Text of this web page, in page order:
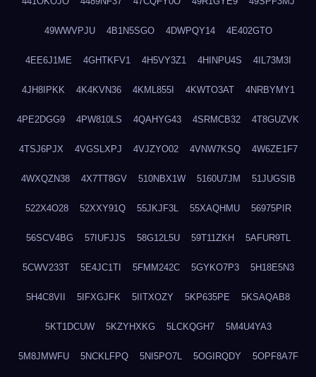
49WWVPJU 4B1N5SGO 4DWPQY14 4E402GTO
4EE6J1ME 4GHTKFV1 4H5VY3Z1 4HINPU4S 4IL73M3I
4JH8IPKK 4K4KVN36 4KML855I 4KWTO3AT 4NRBYMY1
4PE2DGG9 4PW810LS 4QAHYG43 4SRMCB32 4T8GUZVK
4TSJ6PJX 4VGSLXPJ 4VJZYO02 4VNW7KSQ 4W6ZE1F7
4WXQZN38 4X7TT8GV 510NBX1W 5160U7JM 51JUGSIB
522X4O28 52XXY91Q 55JKJF3L 55XAQHMU 56975PIR
56SCV4BG 57IUFJJS 58G12L5U 59T11ZKH 5AFUR9TL
5CWV233T 5E4JC1TI 5FMM242C 5GYKO7P3 5H18E5N3
5H4C8VII 5IFXGJFK 5IITXOZY 5KP635PE 5KSAQAB8
5KT1DCUW 5KZYHXKG 5LCKQGH7 5M4U4YA3
5M8JMWFU 5NCKLFPQ 5NI5PO7L 5OGIRQDY 5OPF8A7F